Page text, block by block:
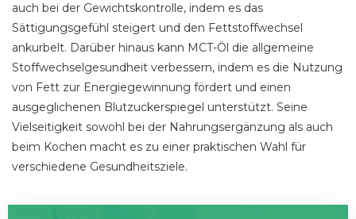
auch bei der Gewichtskontrolle, indem es das
Sättigungsgefühl steigert und den Fettstoffwechsel
ankurbelt. Darüber hinaus kann MCT-Öl die allgemeine
Stoffwechselgesundheit verbessern, indem es die Nutzung
von Fett zur Energiegewinnung fördert und einen
ausgeglichenen Blutzuckerspiegel unterstützt. Seine
Vielseitigkeit sowohl bei der Nahrungsergänzung als auch
beim Kochen macht es zu einer praktischen Wahl für
verschiedene Gesundheitsziele.